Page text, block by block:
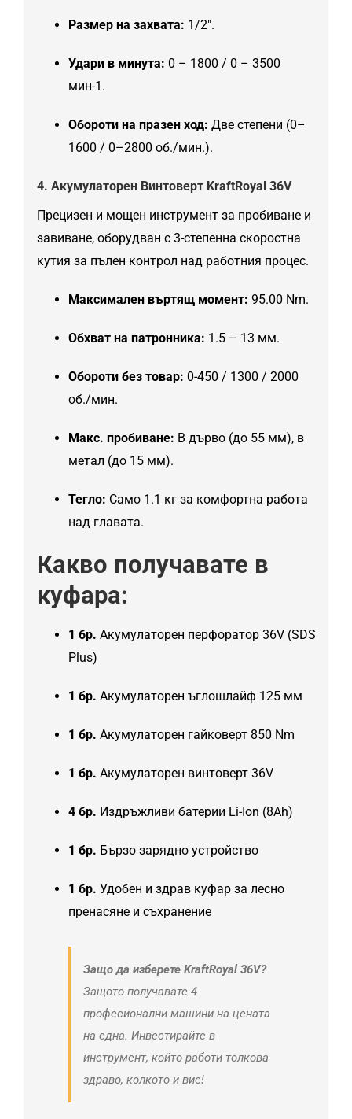
Размер на захвата: 1/2″.
Удари в минута: 0 – 1800 / 0 – 3500
мин-1.
Обороти на празен ход: Две степени (0–
1600 / 0–2800 об./мин.).
4. Акумулаторен Винтоверт KraftRoyal 36V
Прецизен и мощен инструмент за пробиване и
завиване, оборудван с 3-степенна скоростна
кутия за пълен контрол над работния процес.
Максимален въртящ момент: 95.00 Nm.
Обхват на патронника: 1.5 – 13 мм.
Обороти без товар: 0-450 / 1300 / 2000
об./мин.
Макс. пробиване: В дърво (до 55 мм), в
метал (до 15 мм).
Тегло: Само 1.1 кг за комфортна работа
над главата.
Какво получавате в
куфара:
1 бр. Акумулаторен перфоратор 36V (SDS
Plus)
1 бр. Акумулаторен ъглошлайф 125 мм
1 бр. Акумулаторен гайковерт 850 Nm
1 бр. Акумулаторен винтоверт 36V
4 бр. Издръжливи батерии Li-Ion (8Ah)
1 бр. Бързо зарядно устройство
1 бр. Удобен и здрав куфар за лесно
пренасяне и съхранение
Защо да изберете KraftRoyal 36V?
Защото получавате 4
професионални машини на цената
на една. Инвестирайте в
инструмент, който работи толкова
здраво, колкото и вие!